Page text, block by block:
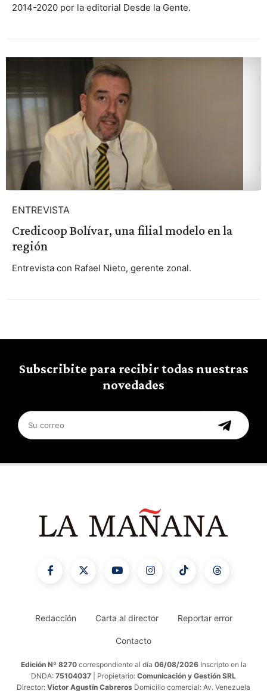
2014-2020 por la editorial Desde la Gente.
ENTREVISTA
Credicoop Bolívar, una filial modelo en la
región
Entrevista con Rafael Nieto, gerente zonal.
Subscribite para recibir todas nuestras
novedades
Redacción Carta al director Reportar error
Contacto
Edición Nº 8270 correspondiente al día 06/08/2026 Inscripto en la
DNDA: 75104037 | Propietario: Comunicación y Gestión SRL
Director: Victor Agustín Cabreros Domicilio comercial: Av. Venezuela